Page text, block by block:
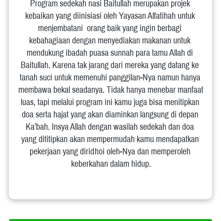
Program sedekah nasi Baitullah merupakan projek
kebaikan yang diinisiasi oleh Yayasan Alfatihah untuk
menjembatani  orang baik yang ingin berbagi
kebahagiaan dengan menyediakan makanan untuk
mendukung ibadah puasa sunnah para tamu Allah di
Baitullah. Karena tak jarang dari mereka yang datang ke
tanah suci untuk memenuhi panggilan-Nya namun hanya
membawa bekal seadanya. Tidak hanya menebar manfaat
luas, tapi melalui program ini kamu juga bisa menitipkan
doa serta hajat yang akan diaminkan langsung di depan
Ka’bah. Insya Allah dengan wasilah sedekah dan doa
yang dititipkan akan mempermudah kamu mendapatkan
pekerjaan yang diridhoi oleh-Nya dan memperoleh
keberkahan dalam hidup.